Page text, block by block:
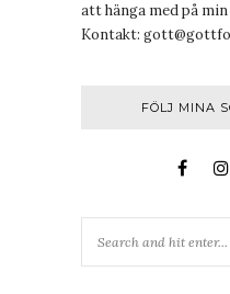
att hänga med på min
Kontakt:
FÖLJ MINA